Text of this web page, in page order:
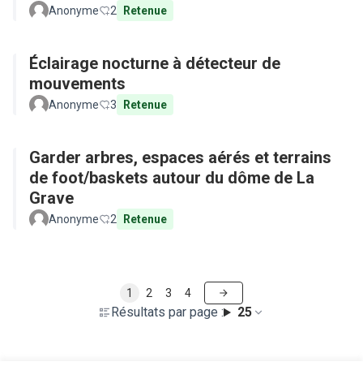
Anonyme 2 Retenue
Éclairage nocturne à détecteur de
mouvements
Anonyme 3 Retenue
Garder arbres, espaces aérés et terrains
de foot/baskets autour du dôme de La
Grave
Anonyme 2 Retenue
Résultats par page : 25
1 2 3 4